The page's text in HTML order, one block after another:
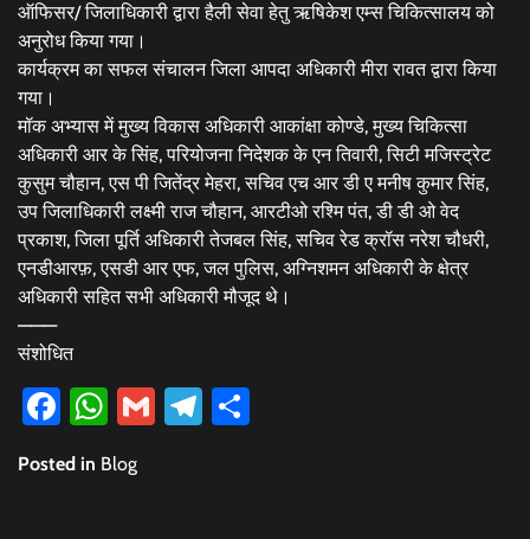
ऑफिसर/ जिलाधिकारी द्वारा हैली सेवा हेतु ऋषिकेश एम्स चिकित्सालय को
अनुरोध किया गया।
कार्यक्रम का सफल संचालन जिला आपदा अधिकारी मीरा रावत द्वारा किया
गया।
मॉक अभ्यास में मुख्य विकास अधिकारी आकांक्षा कोण्डे, मुख्य चिकित्सा
अधिकारी आर के सिंह, परियोजना निदेशक के एन तिवारी, सिटी मजिस्ट्रेट
कुसुम चौहान, एस पी जितेंद्र मेहरा, सचिव एच आर डी ए मनीष कुमार सिंह,
उप जिलाधिकारी लक्ष्मी राज चौहान, आरटीओ रश्मि पंत, डी डी ओ वेद
प्रकाश, जिला पूर्ति अधिकारी तेजबल सिंह, सचिव रेड क्रॉस नरेश चौधरी,
एनडीआरफ़, एसडी आर एफ, जल पुलिस, अग्निशमन अधिकारी के क्षेत्र
अधिकारी सहित सभी अधिकारी मौजूद थे।
———
संशोधित
Facebook
WhatsApp
GmailTelegram
Posted in Blog